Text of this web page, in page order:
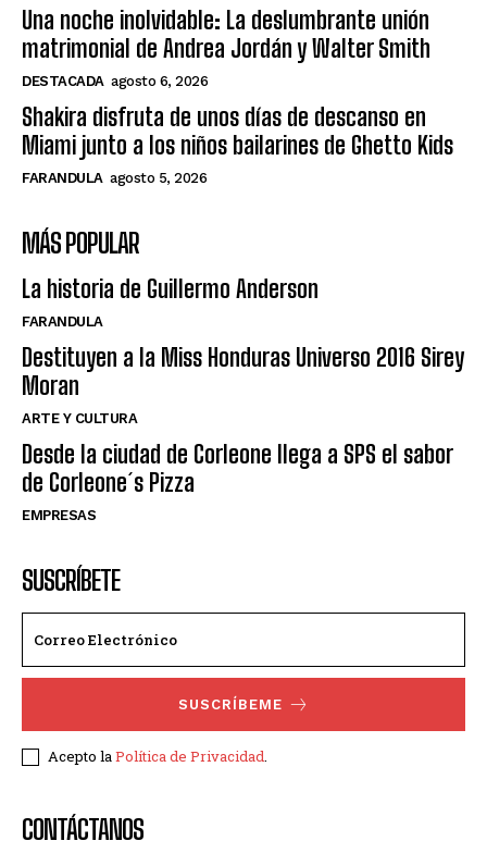
Una noche inolvidable: La deslumbrante unión
matrimonial de Andrea Jordán y Walter Smith
DESTACADA agosto 6, 2026
Shakira disfruta de unos días de descanso en
Miami junto a los niños bailarines de Ghetto Kids
FARANDULA agosto 5, 2026
MÁS POPULAR
La historia de Guillermo Anderson
FARANDULA
Destituyen a la Miss Honduras Universo 2016 Sirey
Moran
ARTE Y CULTURA
Desde la ciudad de Corleone llega a SPS el sabor
de Corleone´s Pizza
EMPRESAS
SUSCRÍBETE
SUSCRÍBEME
Acepto laPolítica de Privacidad.
CONTÁCTANOS